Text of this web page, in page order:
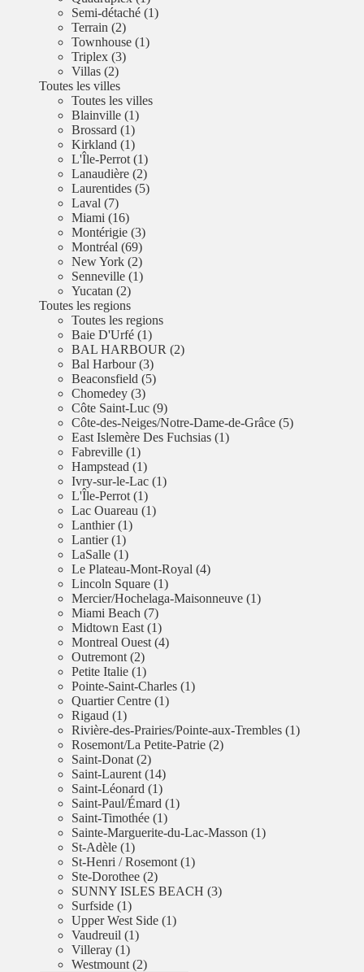
Semi-détaché (1)
Terrain (2)
Townhouse (1)
Triplex (3)
Villas (2)
Toutes les villes
Toutes les villes
Blainville (1)
Brossard (1)
Kirkland (1)
L'Île-Perrot (1)
Lanaudière (2)
Laurentides (5)
Laval (7)
Miami (16)
Montérigie (3)
Montréal (69)
New York (2)
Senneville (1)
Yucatan (2)
Toutes les regions
Toutes les regions
Baie D'Urfé (1)
BAL HARBOUR (2)
Bal Harbour (3)
Beaconsfield (5)
Chomedey (3)
Côte Saint-Luc (9)
Côte-des-Neiges/Notre-Dame-de-Grâce (5)
East Islemère Des Fuchsias (1)
Fabreville (1)
Hampstead (1)
Ivry-sur-le-Lac (1)
L'Île-Perrot (1)
Lac Ouareau (1)
Lanthier (1)
Lantier (1)
LaSalle (1)
Le Plateau-Mont-Royal (4)
Lincoln Square (1)
Mercier/Hochelaga-Maisonneuve (1)
Miami Beach (7)
Midtown East (1)
Montreal Ouest (4)
Outremont (2)
Petite Italie (1)
Pointe-Saint-Charles (1)
Quartier Centre (1)
Rigaud (1)
Rivière-des-Prairies/Pointe-aux-Trembles (1)
Rosemont/La Petite-Patrie (2)
Saint-Donat (2)
Saint-Laurent (14)
Saint-Léonard (1)
Saint-Paul/Émard (1)
Saint-Timothée (1)
Sainte-Marguerite-du-Lac-Masson (1)
St-Adèle (1)
St-Henri / Rosemont (1)
Ste-Dorothee (2)
SUNNY ISLES BEACH (3)
Surfside (1)
Upper West Side (1)
Vaudreuil (1)
Villeray (1)
Westmount (2)